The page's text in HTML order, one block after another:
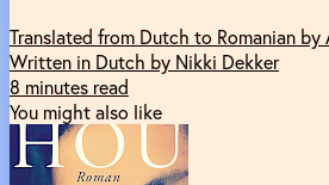
Translated from Dutch to Romanian by
Written in Dutch by Nikki Dekker
8 minutes read
You might also like